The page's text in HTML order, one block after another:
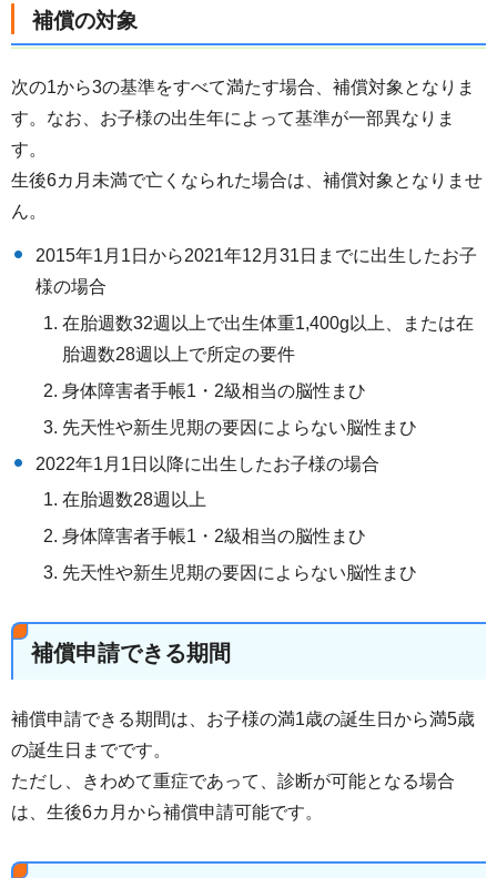
補償の対象
次の1から3の基準をすべて満たす場合、補償対象となりま
す。なお、お子様の出生年によって基準が一部異なりま
す。
生後6カ月未満で亡くなられた場合は、補償対象となりませ
ん。
2015年1月1日から2021年12月31日までに出生したお子
様の場合
在胎週数32週以上で出生体重1,400g以上、または在
胎週数28週以上で所定の要件
身体障害者手帳1・2級相当の脳性まひ
先天性や新生児期の要因によらない脳性まひ
2022年1月1日以降に出生したお子様の場合
在胎週数28週以上
身体障害者手帳1・2級相当の脳性まひ
先天性や新生児期の要因によらない脳性まひ
補償申請できる期間
補償申請できる期間は、お子様の満1歳の誕生日から満5歳
の誕生日までです。
ただし、きわめて重症であって、診断が可能となる場合
は、生後6カ月から補償申請可能です。